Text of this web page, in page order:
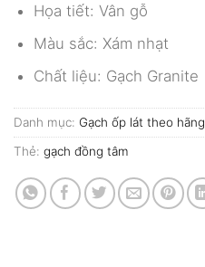
Họa tiết: Vân gỗ
Màu sắc: Xám nhạt
Chất liệu: Gạch Granite
Danh mục: Gạch ốp lát theo hãng
Thẻ: gạch đồng tâm